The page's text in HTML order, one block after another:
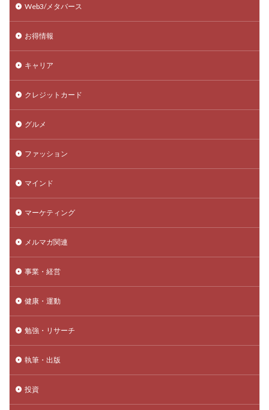
Web3/メタバース
お得情報
キャリア
クレジットカード
グルメ
ファッション
マインド
マーケティング
メルマガ関連
事業・経営
健康・運動
勉強・リサーチ
執筆・出版
投資